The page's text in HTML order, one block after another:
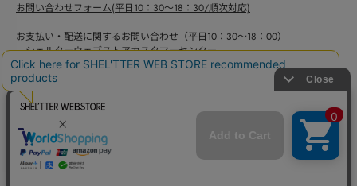
お問い合わせフォーム(平日10：30～18：30/順次対応)
お支払い・配送に関するお問い合わせ（平日10：30～18：00）
シェルターウェブストアカスタマーセンター
0800-123-6820
商品の素材、サイズ、仕様等に関するお問い合せ（平日10：30～18：00）
バロックジャパンリミテッドコールセンター
03-6730-9191
BAROQUE JAPAN LIMITED